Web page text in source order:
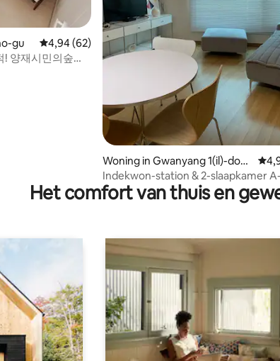
gu Gemiddelde beoordeling van 4,94 op 5, 62
4,94 (62)
양재시민의숲역
Woning in Gwanyang 1(il)-don
g, Dongan-gu, Anyang
Indekwon-station & 2-slaapkamer
Het comfort van thuis en